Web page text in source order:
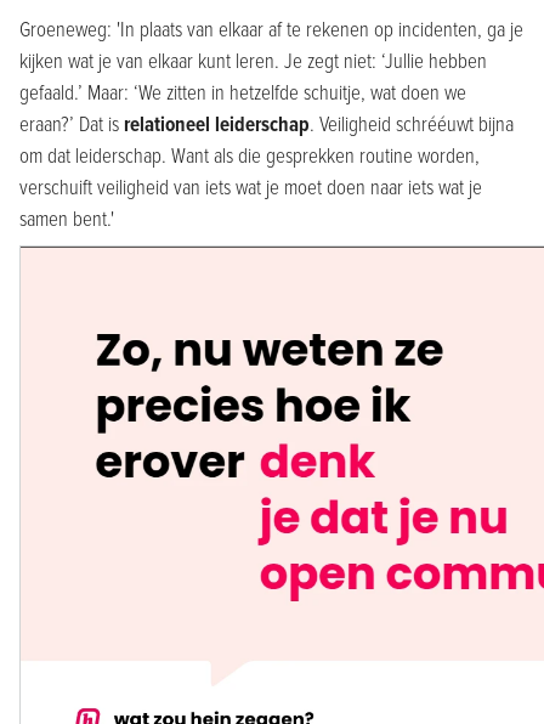
Groeneweg: 'In plaats van elkaar af te rekenen op incidenten, ga je
kijken wat je van elkaar kunt leren. Je zegt niet: ‘Jullie hebben
gefaald.’ Maar: ‘We zitten in hetzelfde schuitje, wat doen we
eraan?’ Dat is relationeel leiderschap. Veiligheid schrééuwt bijna
om dat leiderschap. Want als die gesprekken routine worden,
verschuift veiligheid van iets wat je moet doen naar iets wat je
samen bent.'